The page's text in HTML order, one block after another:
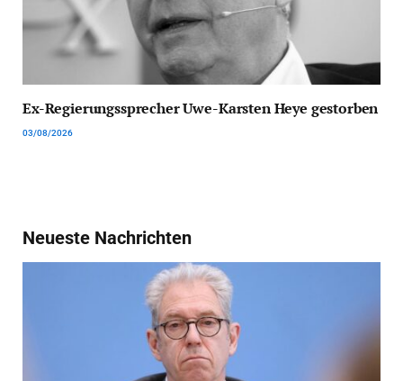
Ex-Regierungssprecher Uwe-Karsten Heye gestorben
03/08/2026
Neueste Nachrichten